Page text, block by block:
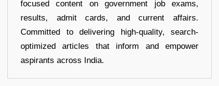
focused content on government job exams,
results, admit cards, and current affairs.
Committed to delivering high-quality, search-
optimized articles that inform and empower
aspirants across India.